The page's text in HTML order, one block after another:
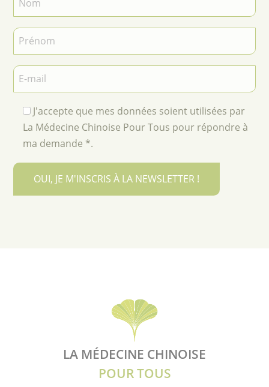
J'accepte que mes données soient utilisées par
La Médecine Chinoise Pour Tous pour répondre à
ma demande *.
OUI, JE M'INSCRIS À LA NEWSLETTER !
LA MÉDECINE CHINOISE
POUR TOUS